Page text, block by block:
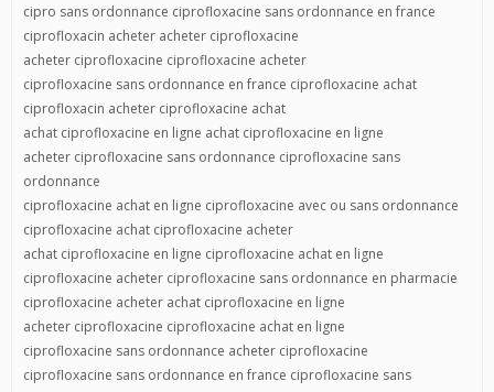
cipro sans ordonnance ciprofloxacine sans ordonnance en france
ciprofloxacin acheter acheter ciprofloxacine
acheter ciprofloxacine ciprofloxacine acheter
ciprofloxacine sans ordonnance en france ciprofloxacine achat
ciprofloxacin acheter ciprofloxacine achat
achat ciprofloxacine en ligne achat ciprofloxacine en ligne
acheter ciprofloxacine sans ordonnance ciprofloxacine sans
ordonnance
ciprofloxacine achat en ligne ciprofloxacine avec ou sans ordonnance
ciprofloxacine achat ciprofloxacine acheter
achat ciprofloxacine en ligne ciprofloxacine achat en ligne
ciprofloxacine acheter ciprofloxacine sans ordonnance en pharmacie
ciprofloxacine acheter achat ciprofloxacine en ligne
acheter ciprofloxacine ciprofloxacine achat en ligne
ciprofloxacine sans ordonnance acheter ciprofloxacine
ciprofloxacine sans ordonnance en france ciprofloxacine sans